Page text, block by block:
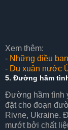
Xem thêm:
- Những điều
- Du xuân nước
5. Đường hầm
Đường hầm tình
đặt cho đoạn
Rivne, Ukraine.
mướt bởi chất